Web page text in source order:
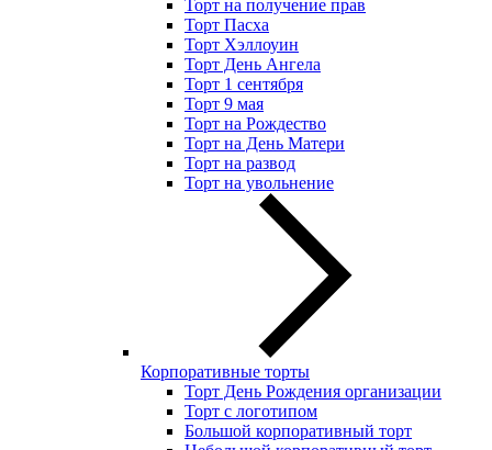
Торт на получение прав
Торт Пасха
Торт Хэллоуин
Торт День Ангела
Торт 1 сентября
Торт 9 мая
Торт на Рождество
Торт на День Матери
Торт на развод
Торт на увольнение
Корпоративные торты
Торт День Рождения организации
Торт с логотипом
Большой корпоративный торт